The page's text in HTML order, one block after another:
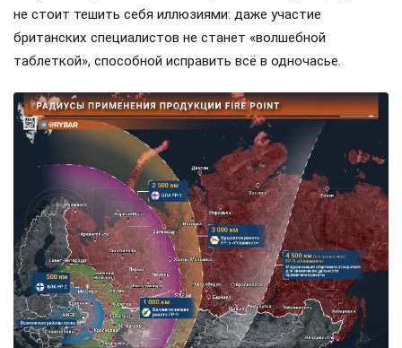
не стоит тешить себя иллюзиями: даже участие
британских специалистов не станет «волшебной
таблеткой», способной исправить всё в одночасье.